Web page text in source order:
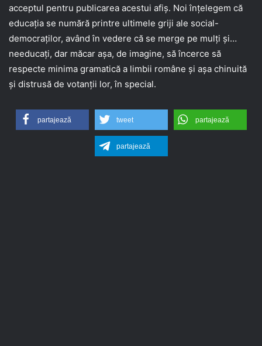
acceptul pentru publicarea acestui afiș. Noi înțelegem că
educația se numără printre ultimele griji ale social-
democraților, având în vedere că se merge pe mulți și…
needucați, dar măcar așa, de imagine, să încerce să
respecte minima gramatică a limbii române și așa chinuită
și distrusă de votanții lor, în special.
partajează tweet partajează
partajează